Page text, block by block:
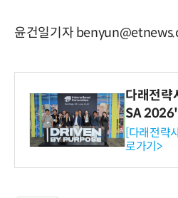
윤건일기자
다래전략
SA
와의 비
-바이오
보
[다래전략
로가기>